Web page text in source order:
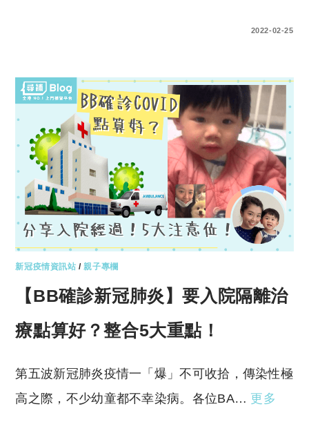
2022-02-25
新冠疫情資訊站 /親子專欄
【BB確診新冠肺炎】要入院隔離治
療點算好？整合5大重點！
第五波新冠肺炎疫情一「爆」不可收拾，傳染性極
高之際，不少幼童都不幸染病。各位BA… 更多